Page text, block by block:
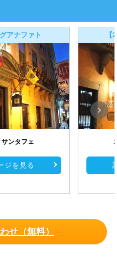
アナファト
ンタフェ
ジを見る
せ（無料）